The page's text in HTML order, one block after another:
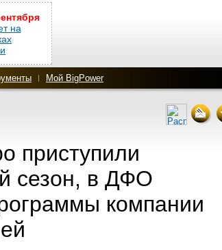
на
Мой BigPower
приступили
сезон, в ДФО
компании